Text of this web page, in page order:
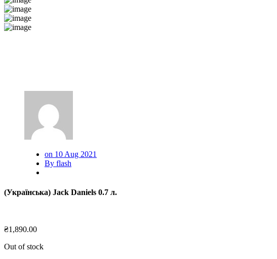
on 10 Aug 2021
By flash
(Українська) Jack Daniels 0.7 л.
₴1,890.00
Out of stock